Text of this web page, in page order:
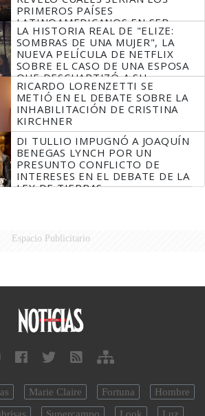
PRIMEROS PAÍSES
LATINOAMERICANOS EN SER
DERROTADOS
LA HISTORIA REAL DE "ELIZE:
SOMBRAS DE UNA MUJER", LA
NUEVA PELÍCULA DE NETFLIX
SOBRE EL CASO DE UNA ESPOSA
QUE DESCUARTIZÓ A SU
MARIDO
RICARDO LORENZETTI SE
METIÓ EN EL DEBATE SOBRE LA
INHABILITACIÓN DE CRISTINA
KIRCHNER
DI TULLIO IMPUGNÓ A JOAQUÍN
BENEGAS LYNCH POR UN
PRESUNTO CONFLICTO DE
INTERESES EN EL DEBATE DE LA
LEY DE TIERRAS
Espacio Publicitario
Marie Claire Fortuna
Hombre
Supercampo Look Luz